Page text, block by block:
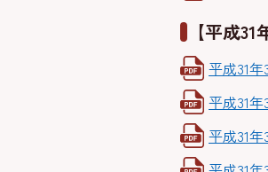
【平成
平成31
平成31
平成31